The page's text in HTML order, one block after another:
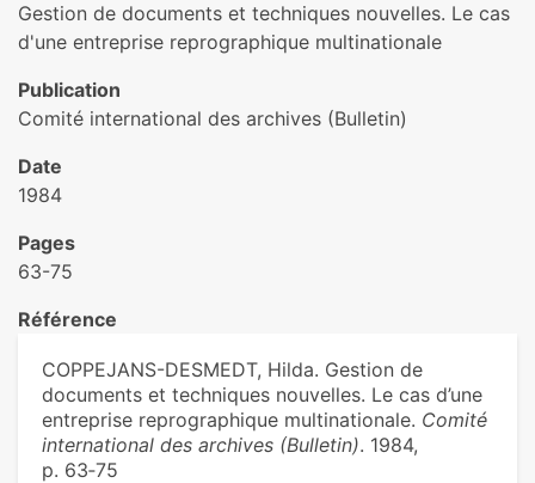
Gestion de documents et techniques nouvelles. Le cas
d'une entreprise reprographique multinationale
Publication
Comité international des archives (Bulletin)
Date
1984
Pages
63-75
Référence
COPPEJANS-DESMEDT, Hilda. Gestion de
documents et techniques nouvelles. Le cas d’une
entreprise reprographique multinationale. Comité
international des archives (Bulletin). 1984,
p. 63‑75